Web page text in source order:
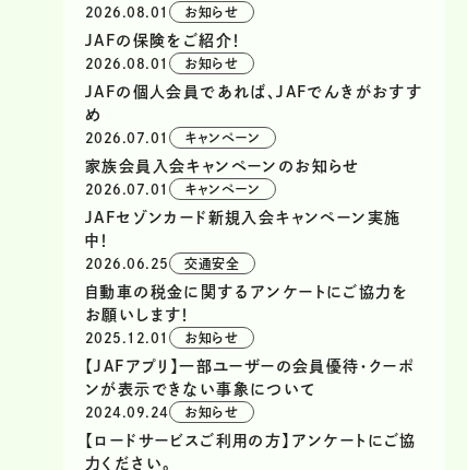
2026.08.01 お知らせ
JAFの保険をご紹介！
2026.08.01 お知らせ
JAFの個人会員であれば、JAFでんきがおすす
め
2026.07.01 キャンペーン
家族会員入会キャンペーンのお知らせ
2026.07.01 キャンペーン
JAFセゾンカード新規入会キャンペーン実施
中！
2026.06.25 交通安全
自動車の税金に関するアンケートにご協力を
お願いします！
2025.12.01 お知らせ
【JAFアプリ】一部ユーザーの会員優待・クーポ
ンが表示できない事象について
2024.09.24 お知らせ
【ロードサービスご利用の方】アンケートにご協
力ください。